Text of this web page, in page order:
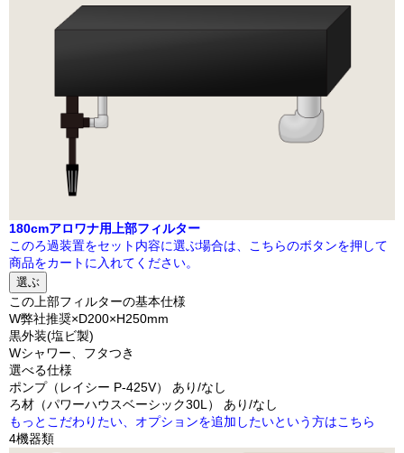
180cmアロワナ用上部フィルター
このろ過装置をセット内容に選ぶ場合は、こちらのボタンを押して
商品をカートに入れてください。
選ぶ
この上部フィルターの基本仕様
W弊社推奨×D200×H250mm
黒外装(塩ビ製)
Wシャワー、フタつき
選べる仕様
ポンプ（レイシー P-425V） あり/なし
ろ材（パワーハウスベーシック30L） あり/なし
もっとこだわりたい、オプションを追加したいという方はこちら
4機器類